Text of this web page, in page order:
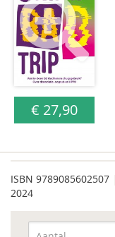
€ 27,90
ISBN 9789085602507
2024